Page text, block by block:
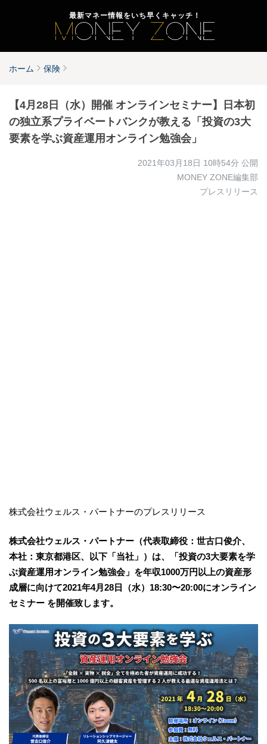
最新マネー情報をいち早くキャッチ！
ホーム 保険
【4月28日（水）開催 オンラインセミナー】日本初
の独立系プライベートバンクが教える「投資の3大
要素を学ぶ資産運用オンライン勉強会」
2021年03月18日 10時54分 公開
MONEY ZONE編集部
プレスリリース
株式会社ウェルス・パートナーのプレスリリース
株式会社ウェルス・パートナー（代表取締役：世古口俊介、
本社：東京都港区、以下「当社」）は、「投資の3大要素を学
ぶ資産運用オンライン勉強会」を年収1000万円以上の資産形
成層に向けて2021年4月28日（水）18:30〜20:00にオンライン
セミナー を開催致します。